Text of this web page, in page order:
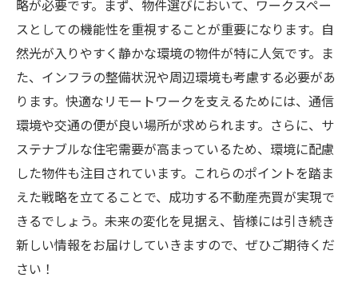
変化する市場に合わせた不動産売買のアプ
ローチ
市場動向が示す不動産売買の好機とリスク
成功する不動産売買戦略最新トレンドを押さえ
よう
不動産売買で成果を上げるための最新トレ
ンド
成功する不動産売買のための戦略的アプロ
ーチ
最新トレンドを活用した不動産売買の実践
略が必要です。まず、物件選びにおいて、ワークスペー
スとしての機能性を重視することが重要になります。自
然光が入りやすく静かな環境の物件が特に人気です。ま
た、インフラの整備状況や周辺環境も考慮する必要があ
ります。快適なリモートワークを支えるためには、通信
環境や交通の便が良い場所が求められます。さらに、サ
ステナブルな住宅需要が高まっているため、環境に配慮
した物件も注目されています。これらのポイントを踏ま
えた戦略を立てることで、成功する不動産売買が実現で
きるでしょう。未来の変化を見据え、皆様には引き続き
新しい情報をお届けしていきますので、ぜひご期待くだ
さい！